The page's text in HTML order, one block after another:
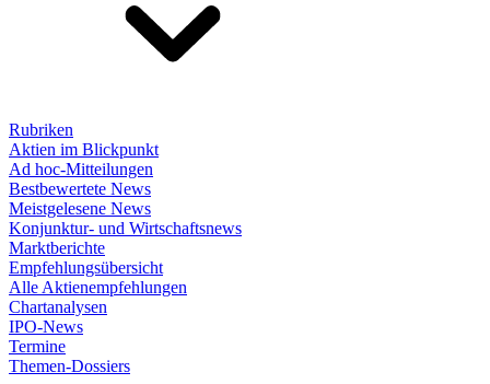
Rubriken
Aktien im Blickpunkt
Ad hoc-Mitteilungen
Bestbewertete News
Meistgelesene News
Konjunktur- und Wirtschaftsnews
Marktberichte
Empfehlungsübersicht
Alle Aktienempfehlungen
Chartanalysen
IPO-News
Termine
Themen-Dossiers